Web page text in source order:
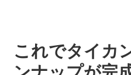
利用規約
これでタイカ